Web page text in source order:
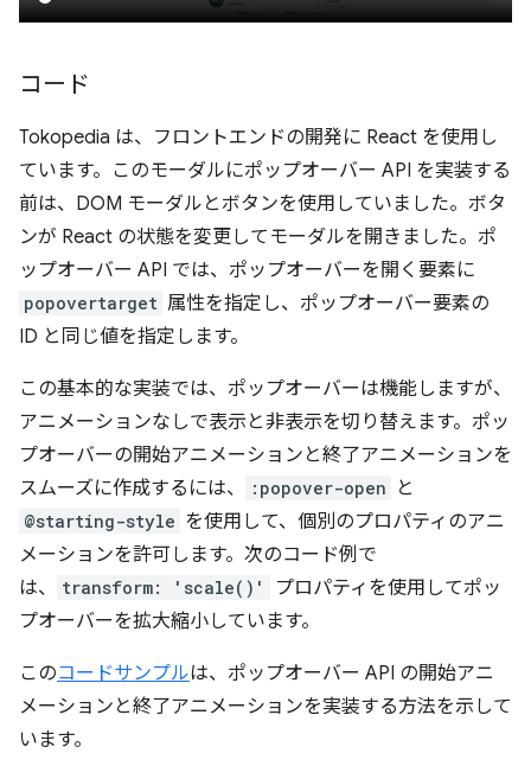
コード
Tokopedia は、フロントエンドの開発に React を使用し
ています。このモーダルにポップオーバー API を実装する
前は、DOM モーダルとボタンを使用していました。ボタ
ンが React の状態を変更してモーダルを開きました。ポ
ップオーバー API では、ポップオーバーを開く要素に
popovertarget 属性を指定し、ポップオーバー要素の
ID と同じ値を指定します。
この基本的な実装では、ポップオーバーは機能しますが、
アニメーションなしで表示と非表示を切り替えます。ポッ
プオーバーの開始アニメーションと終了アニメーションを
スムーズに作成するには、
:popover-open と
@starting-style を使用して、個別のプロパティのアニ
メーションを許可します。次のコード例で
は、
transform: 'scale()'
プロパティを使用してポッ
プオーバーを拡大縮小しています。
このコードサンプルは、ポップオーバー API の開始アニ
メーションと終了アニメーションを実装する方法を示して
います。